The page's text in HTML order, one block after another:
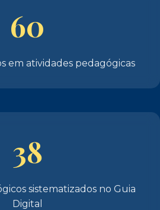
60
em atividades pedagógicas
38
sistematizados no Guia
Digital